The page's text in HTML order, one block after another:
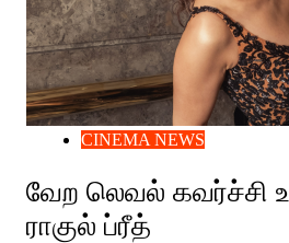
CINEMA NEWS
வேற லெவல் கவர்ச்சி
ராகுல் ப்ரீத்